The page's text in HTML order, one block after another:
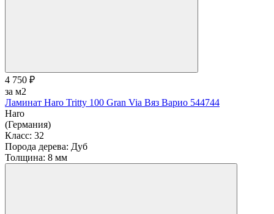
4 750 ₽
за м2
Ламинат Haro Tritty 100 Gran Via Вяз Варио 544744
Haro
(Германия)
Класс: 32
Порода дерева: Дуб
Толщина: 8 мм